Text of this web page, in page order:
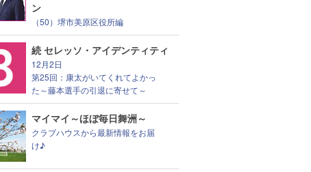
ン
（50）堺市美原区役所編
続 セレッソ・アイデンティティ
12月2日
第25回：康太がいてくれてよかっ
た～藤本選手の引退に寄せて～
マイマイ～ほぼ毎日舞洲～
クラブハウスから最新情報をお届
け♪